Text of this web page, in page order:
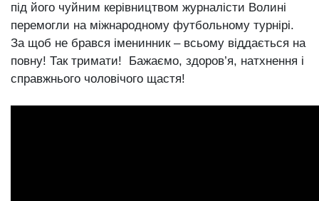
під його чуйним керівництвом журналісти Волині
перемогли на міжнародному футбольному турнірі.
За щоб не брався іменинник – всьому віддається на
повну! Так тримати! Бажаємо, здоров’я, натхнення і
справжнього чоловічого щастя!